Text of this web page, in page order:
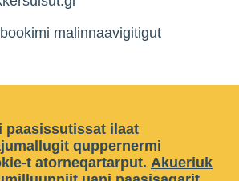
malinnaavigitigut
paasissutissat ilaat
quppernermi
t atorneqartarput. Akueriuk